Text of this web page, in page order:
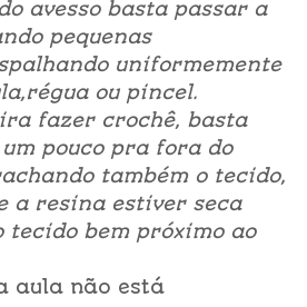
avesso basta passar a
pequenas
uniformemente
ou pincel.
fazer crochê, basta
pouco pra fora do
também o tecido,
a resina estiver seca
bem próximo ao
aula não está